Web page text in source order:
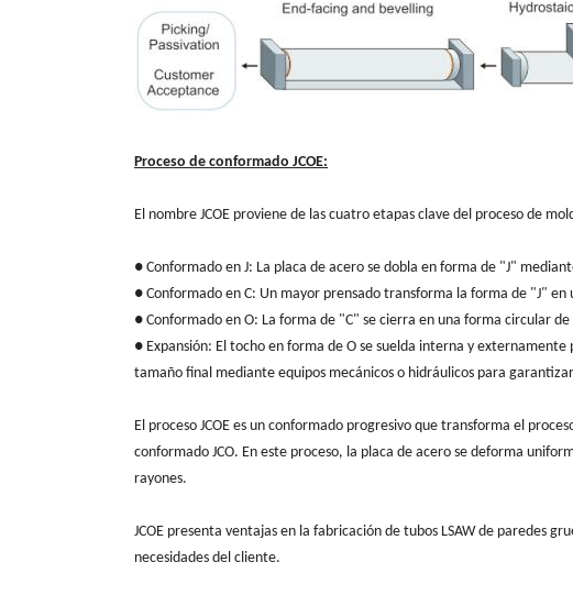
Proceso de conformado JCOE:
El nombre JCOE proviene de las cuatro etapas clave del proceso de
● Conformado en J: La placa de acero se dobla en forma de "J"
● Conformado en C: Un mayor prensado transforma la forma de "J" en
● Conformado en O: La forma de "C" se cierra en una forma circular
● Expansión: El tocho en forma de O se suelda interna y
tamaño final mediante equipos mecánicos o hidráulicos para
El proceso JCOE es un conformado progresivo que transforma el
conformado JCO. En este proceso, la placa de acero se deforma
rayones.
JCOE presenta ventajas en la fabricación de tubos LSAW de paredes
necesidades del cliente.